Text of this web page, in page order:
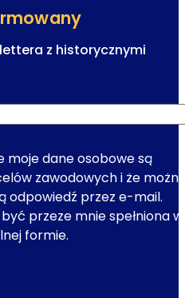
z historycznymi
moje dane osobowe są
zawodowych i że
odpowiedź przez e-mail.
przeze mnie spełniona w
formie.